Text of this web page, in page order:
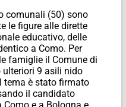
comunali (50) sono
le figure alle dirette
educativo, delle
a Como. Per
famiglie il Comune di
ulteriori 9 asili nido
tema è stato firmato
il candidato
Como e a Bologna e